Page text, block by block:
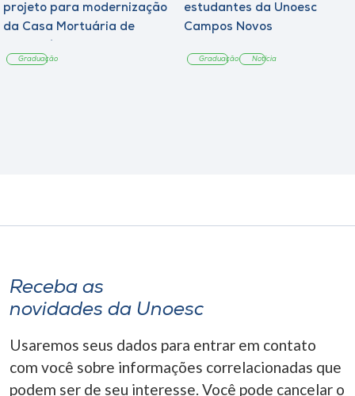
projeto para modernização
da Casa Mortuária de
Graduação
estudantes da Unoesc
Campos Novos
Graduação Notícia
Receba as
novidades da Unoesc
Usaremos seus dados para entrar em contato
com você sobre informações correlacionadas que
podem ser de seu interesse. Você pode cancelar o